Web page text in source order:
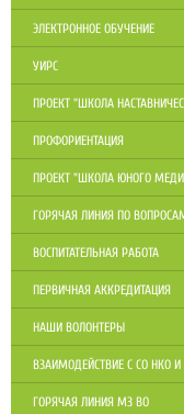
ЭЛЕКТРОННОЕ ОБУЧЕНИЕ
УИРС
ПРОЕКТ "ШКОЛА
ПРОФОРИЕНТАЦИЯ
ПРОЕКТ "ШКОЛА ЮНОГО
ГОРЯЧАЯ ЛИНИЯ ПО
ВОСПИТАТЕЛЬНАЯ РАБОТА
ПЕРВИЧНАЯ АККРЕДИТАЦИЯ
НАШИ ВОЛОНТЕРЫ
ВЗАИМОДЕЙСТВИЕ С СО НКО
ГОРЯЧАЯ ЛИНИЯ МЗ ВО